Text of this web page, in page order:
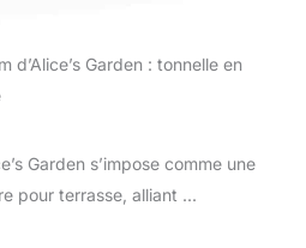
Garden : tonnelle en
Garden s’impose comme une
pour terrasse, alliant ...